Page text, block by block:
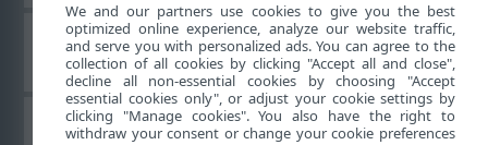
ESET 지식 베이스
ESET 포럼
We and our partners use cookies to give you the best
optimized online experience, analyze our website traffic,
and serve you with personalized ads. You can agree to the
collection of all cookies by clicking "Accept all and close",
decline all non-essential cookies by choosing "Accept
essential cookies only", or adjust your cookie settings by
clicking "Manage cookies". You also have the right to
withdraw your consent or change your cookie preferences